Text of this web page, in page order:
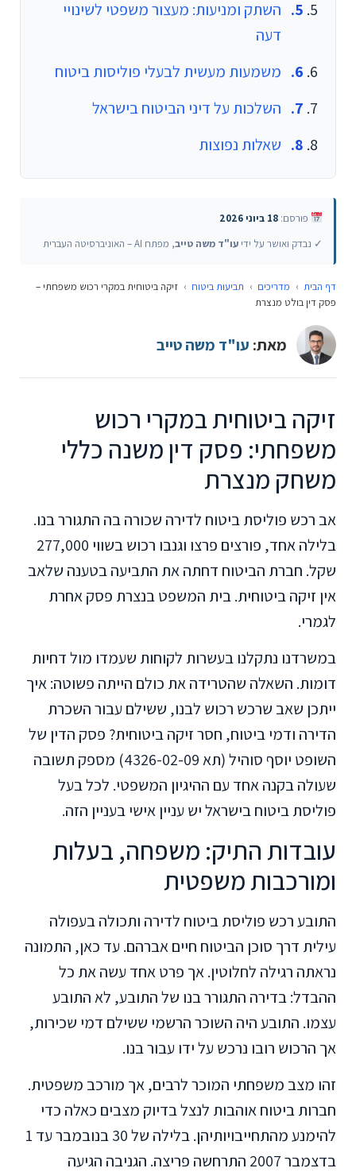
השתק ומניעות: מעצור משפטי לשינויי
דעה
משמעות מעשית לבעלי פוליסות ביטוח
השלכות על דיני הביטוח בישראל
שאלות נפוצות
פורסם: 18 ביוני 2026
✓ נבדק ואושר על ידי עו"ד משה טייב, מפתח AI – האוניברסיטה העברית
דף הבית › מדריכים › תביעות ביטוח › זיקה ביטוחית במקרי רכוש משפחתי –
פסק דין בולט מנצרת
מאת: עו"ד משה טייב
זיקה ביטוחית במקרי רכוש
משפחתי: פסק דין משנה כללי
משחק מנצרת
אב רכש פוליסת ביטוח לדירה שכורה בה התגורר בנו.
בלילה אחד, פורצים פרצו וגנבו רכוש בשווי 277,000
שקל. חברת הביטוח דחתה את התביעה בטענה שלאב
אין זיקה ביטוחית. בית המשפט בנצרת פסק אחרת
לגמרי.
במשרדנו נתקלנו בעשרות לקוחות שעמדו מול דחיות
דומות. השאלה שהטרידה את כולם הייתה פשוטה: איך
ייתכן שאב שרכש רכוש לבנו, ששילם עבור השכרת
הדירה ודמי ביטוח, חסר זיקה ביטוחית? פסק הדין של
השופט יוסף סוהיל (תא 4326-02-09) מספק תשובה
שעולה בקנה אחד עם ההיגיון המשפטי. לכל בעל
פוליסת ביטוח בישראל יש עניין אישי בעניין הזה.
עובדות התיק: משפחה, בעלות
ומורכבות משפטית
התובע רכש פוליסת ביטוח לדירה ותכולה בעפולה
עילית דרך סוכן הביטוח חיים אברהם. עד כאן, התמונה
נראתה רגילה לחלוטין. אך פרט אחד עשה את כל
ההבדל: בדירה התגורר בנו של התובע, לא התובע
עצמו. התובע היה השוכר הרשמי ששילם דמי שכירות,
אך הרכוש רובו נרכש על ידו עבור בנו.
זהו מצב משפחתי המוכר לרבים, אך מורכב משפטית.
חברות ביטוח אוהבות לנצל בדיוק מצבים כאלה כדי
להימנע מהתחייבויותיהן. בלילה של 30 בנובמבר עד 1
בדצמבר 2007 התרחשה פריצה. הגניבה הגיעה